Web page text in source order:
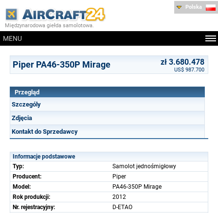
Międzynarodowa giełda samolotowa.
MENU
Polska
Piper PA46-350P Mirage zł 3.680.478
US$ 987.700
Przegląd
Szczególy
Zdjęcia
Kontakt do Sprzedawcy
Informacje podstawowe
Typ:
Samolot jednośmigłowy
Producent:
Piper
Model:
PA46-350P Mirage
Rok produkcji:
2012
Nr. rejestracyjny:
D-ETAO